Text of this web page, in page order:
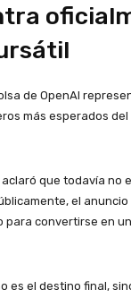
de OpenAI
más esperados
que todavía no
el anuncio
para convertirse en
es el destino final,